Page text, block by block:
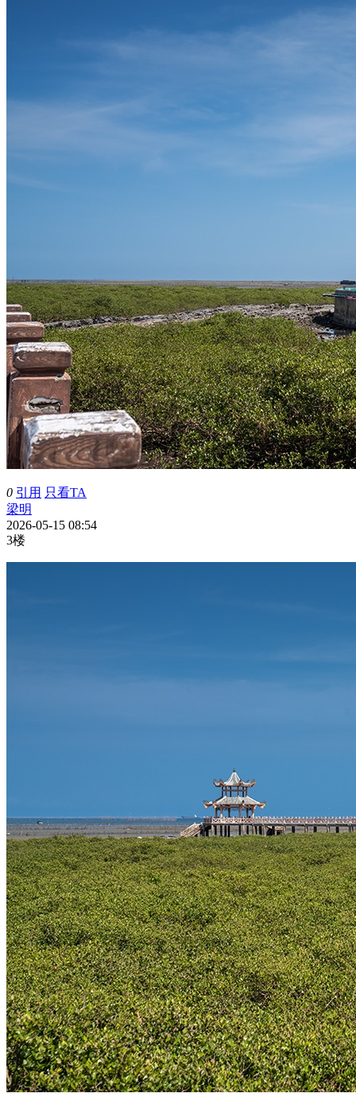
0 引用 只看TA
梁明
2026-05-15 08:54
3楼